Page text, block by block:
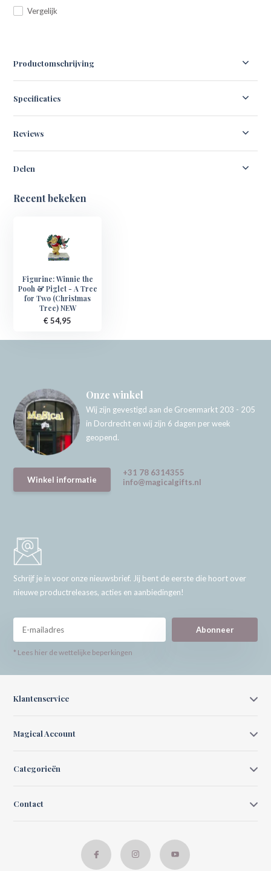
Vergelijk
Productomschrijving
Specificaties
Reviews
Delen
Recent bekeken
Figurine: Winnie the
Pooh & Piglet - A Tree
for Two (Christmas
Tree) NEW
€ 54,95
Onze winkel
Wij zijn gevestigd aan de Groenmarkt 203 - 205
in Dordrecht en wij zijn 6 dagen per week
geopend.
Winkel informatie
+31 78 6314355
info@magicalgifts.nl
Schrijf je in voor onze nieuwsbrief. Jij bent de eerste die hoort over
nieuwe productreleases, acties en aanbiedingen!
Abonneer
* Lees hier de wettelijke beperkingen
Klantenservice
Magical Account
Categorieën
Contact